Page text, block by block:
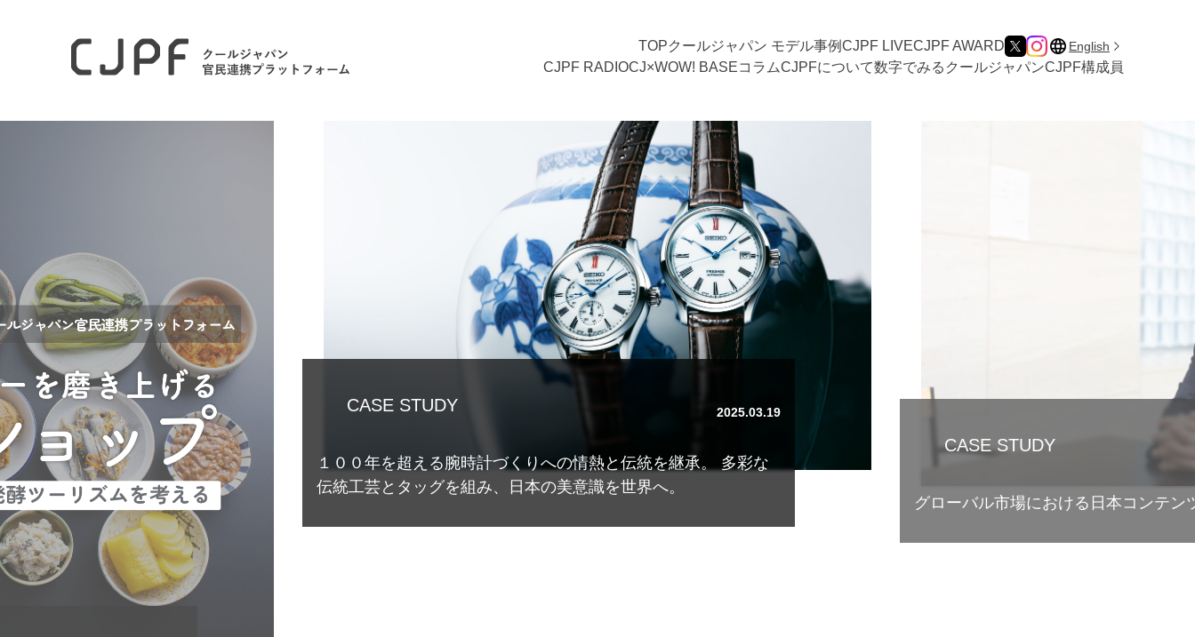
TOPクールジャパン モデル事例CJPF LIVECJPF AWARD English
CJPF RADIOCJ×WOW! BASEコラムCJPFについて数字でみるクールジャパンCJPF構成員
2025.03.19
と伝統を継承。 多彩な
を世界へ。
2025.03.14